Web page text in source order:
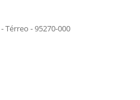
Térreo - 95270-000